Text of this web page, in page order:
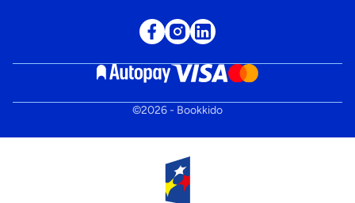
©2026- Bookkido